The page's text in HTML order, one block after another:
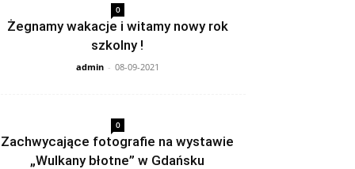
0
Żegnamy wakacje i witamy nowy rok
szkolny !
admin - 08-09-2021
0
Zachwycające fotografie na wystawie
„Wulkany błotne” w Gdańsku